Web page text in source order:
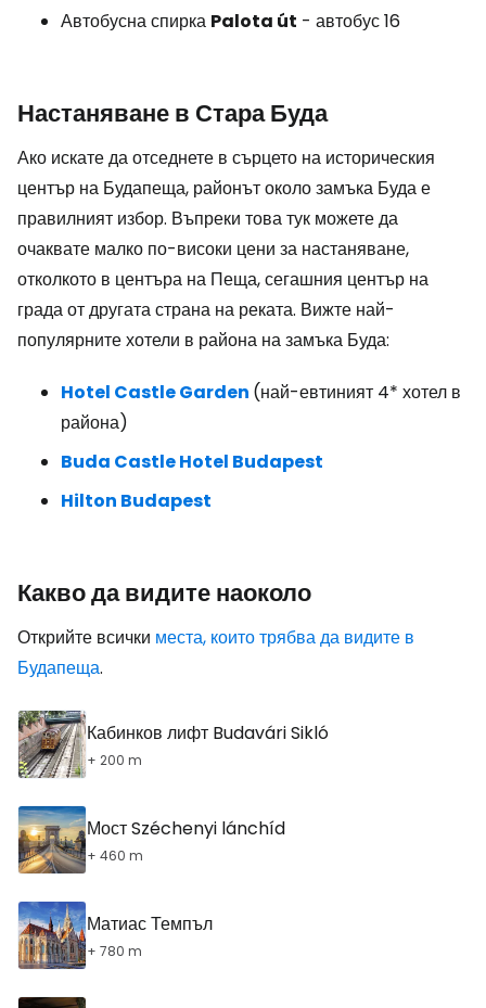
Автобусна спирка Palota út - автобус 16
Настаняване в Стара Буда
Ако искате да отседнете в сърцето на историческия
център на Будапеща, районът около замъка Буда е
правилният избор. Въпреки това тук можете да
очаквате малко по-високи цени за настаняване,
отколкото в центъра на Пеща, сегашния център на
града от другата страна на реката. Вижте най-
популярните хотели в района на замъка Буда:
Hotel Castle Garden (най-евтиният 4* хотел в
района)
Buda Castle Hotel Budapest
Hilton Budapest
Какво да видите наоколо
Открийте всички места, които трябва да видите в
Будапеща.
Кабинков лифт Budavári Sikló
+ 200 m
Мост Széchenyi lánchíd
+ 460 m
Матиас Темпъл
+ 780 m